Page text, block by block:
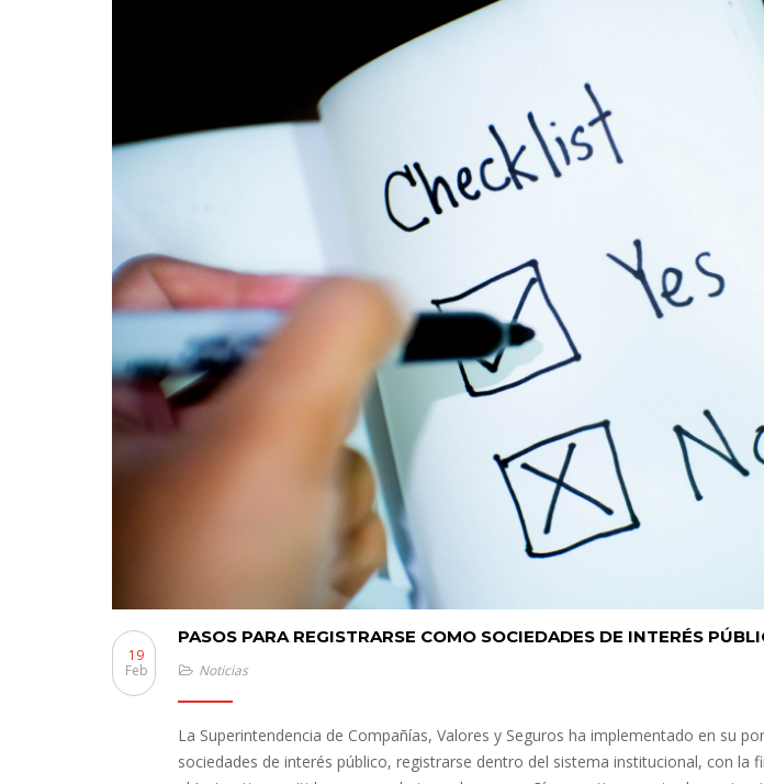
PASOS PARA REGISTRARSE COMO SOCIEDADES DE INTERÉS
19
Feb
Noticias
La Superintendencia de Compañías, Valores y Seguros ha implementado en su
sociedades de interés público, registrarse dentro del sistema institucional, con la